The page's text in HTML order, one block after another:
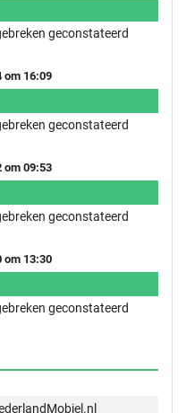
geconstateerd
om 16:09
geconstateerd
om 09:53
geconstateerd
om 13:30
geconstateerd